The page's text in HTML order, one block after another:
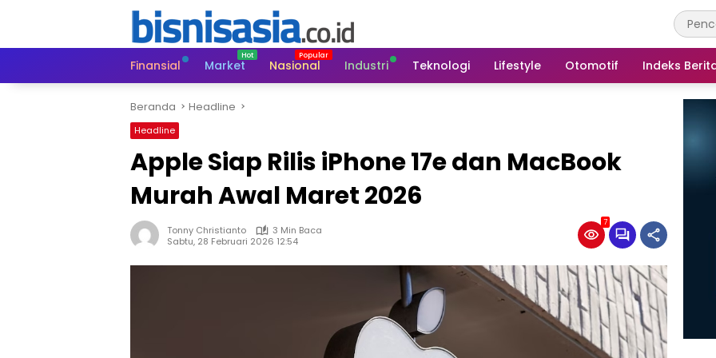
Finansial
Market Nasional Industri Teknologi Lifestyle Otomotif Indeks
Beranda Headline
Headline
Apple Siap Rilis iPhone 17e dan MacBook
Murah Awal Maret 2026
Tonny Christianto
3 Min Baca
Sabtu, 28 Februari 2026 12:54
7